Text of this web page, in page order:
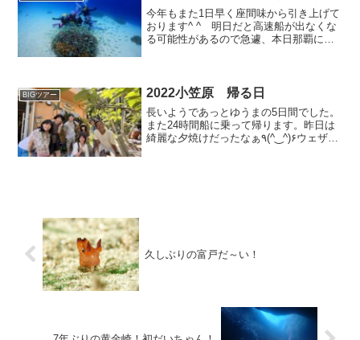
今年もまた1日早く座間味から引き上げて
おります^ ^ 明日だと高速船が出なくな
る可能性があるので急遽、本日那覇に戻
らうツアーがたくさ...
BIGツアー 2022小笠原 帰る日
長いようであっとゆうまの5日間でした。
また24時間船に乗って帰ります。昨日は
綺麗な夕焼けだったなぁ٩(^‿^)۶ウェザー
久しぶりの富戸だ～い！